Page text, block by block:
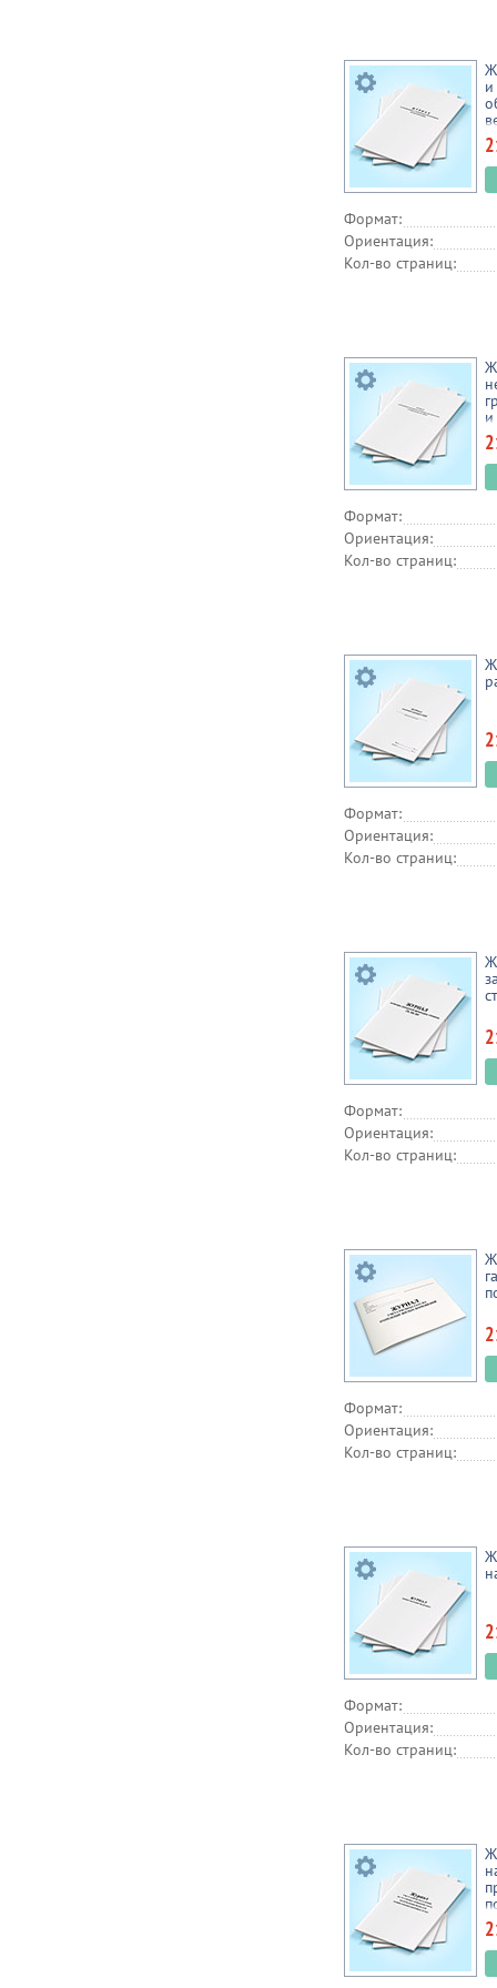
Формат:
Ориентация:
Кол-во страниц:
Формат:
Ориентация:
Кол-во страниц:
Формат:
Ориентация:
Кол-во страниц:
Формат:
Ориентация:
Кол-во страниц:
Формат:
Ориентация:
Кол-во страниц:
Формат:
Ориентация:
Кол-во страниц: